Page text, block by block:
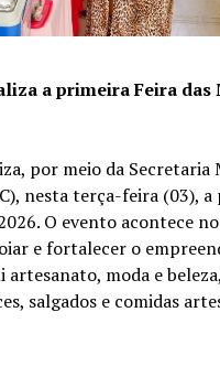
a primeira Feira
por meio da
nesta terça-feira (03),
O evento acontece
e fortalecer o
moda e
salgados e comidas